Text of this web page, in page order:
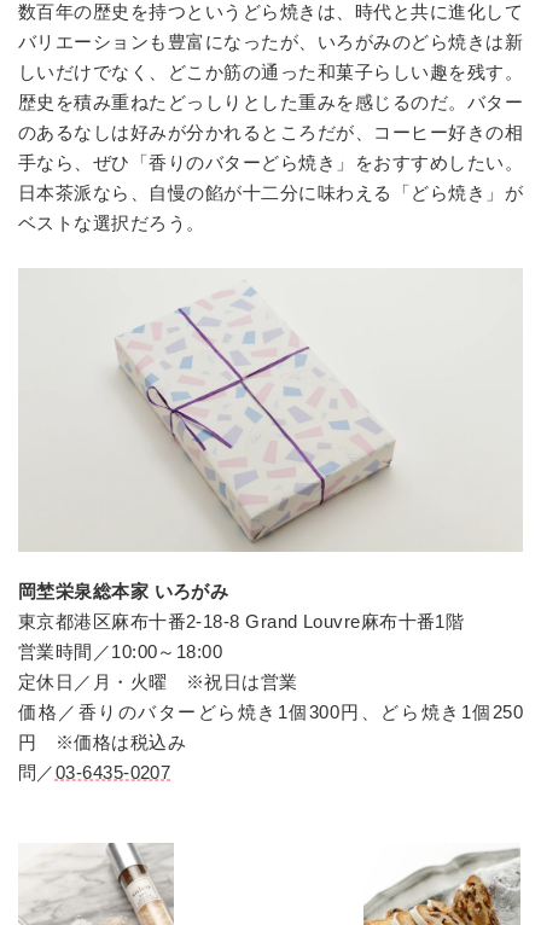
数百年の歴史を持つというどら焼きは、時代と共に進化して
バリエーションも豊富になったが、いろがみのどら焼きは新
しいだけでなく、どこか筋の通った和菓子らしい趣を残す。
歴史を積み重ねたどっしりとした重みを感じるのだ。バター
のあるなしは好みが分かれるところだが、コーヒー好きの相
手なら、ぜひ「香りのバターどら焼き」をおすすめしたい。
日本茶派なら、自慢の餡が十二分に味わえる「どら焼き」が
ベストな選択だろう。
岡埜栄泉総本家 いろがみ
東京都港区麻布十番2-18-8 Grand Louvre麻布十番1階
営業時間／10:00～18:00
定休日／月・火曜 ※祝日は営業
価格／香りのバターどら焼き1個300円、どら焼き1個250
円 ※価格は税込み
問／03-6435-0207